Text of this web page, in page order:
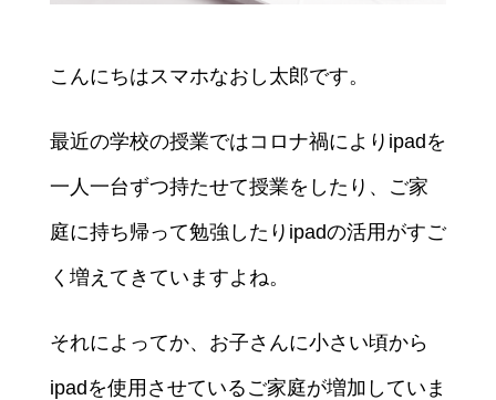
こんにちはスマホなおし太郎です。
最近の学校の授業ではコロナ禍によりipadを
一人一台ずつ持たせて授業をしたり、ご家
庭に持ち帰って勉強したりipadの活用がすご
く増えてきていますよね。
それによってか、お子さんに小さい頃から
ipadを使用させているご家庭が増加していま